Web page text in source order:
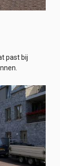
past bij